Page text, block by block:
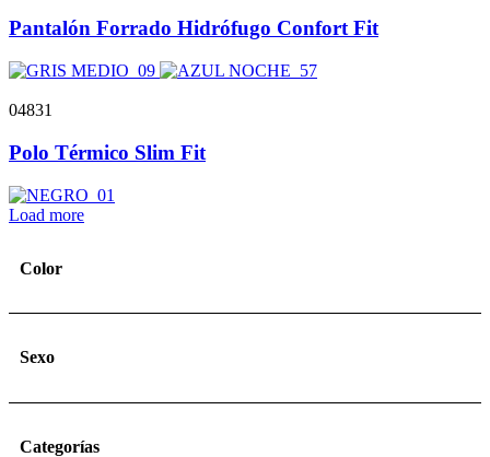
Pantalón Forrado Hidrófugo Confort Fit
04831
Polo Térmico Slim Fit
Load more
Color
Sexo
Categorías